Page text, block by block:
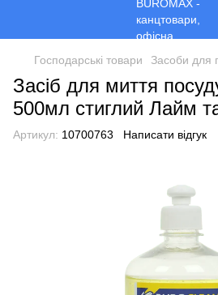
Господарські товари Засоби для
Засіб для миття
500мл стиглий Лайм
Артикул: 10700763 Написати відгук